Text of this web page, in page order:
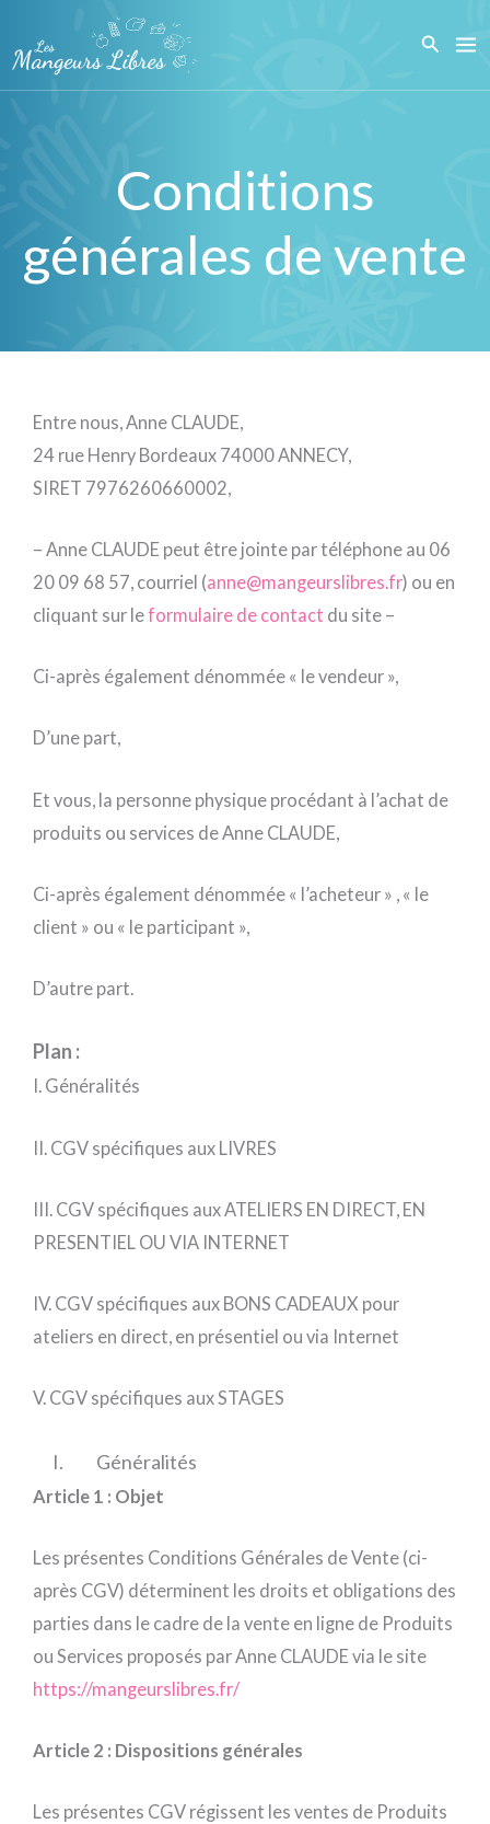
au
contenu
Conditions
générales de vente
Entre nous, Anne CLAUDE,
24 rue Henry Bordeaux 74000 ANNECY,
SIRET 7976260660002,
– Anne CLAUDE peut être jointe par téléphone au 06
20 09 68 57, courriel (anne@mangeurslibres.fr) ou en
cliquant sur leformulaire de contact du site –
Ci-après également dénommée « le vendeur »,
D’une part,
Et vous, la personne physique procédant à l’achat de
produits ou services de Anne CLAUDE,
Ci-après également dénommée « l’acheteur » , « le
client » ou « le participant »,
D’autre part.
Plan :
I. Généralités
II. CGV spécifiques aux LIVRES
III. CGV spécifiques aux ATELIERS EN DIRECT, EN
PRESENTIEL OU VIA INTERNET
IV. CGV spécifiques aux BONS CADEAUX pour
ateliers en direct, en présentiel ou via Internet
V. CGV spécifiques aux STAGES
I. Généralités
Article 1 : Objet
Les présentes Conditions Générales de Vente (ci-
après CGV) déterminent les droits et obligations des
parties dans le cadre de la vente en ligne de Produits
ou Services proposés par Anne CLAUDE via le site
https://mangeurslibres.fr/
Article 2 : Dispositions générales
Les présentes CGV régissent les ventes de Produits